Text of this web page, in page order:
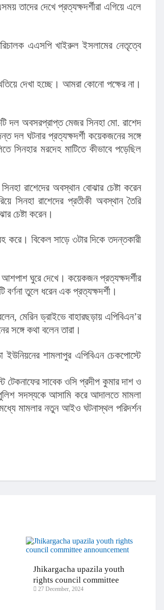
দেখা হচ্ছে। আমরা কোনো পক্ষের না।
দল ঘটনার প্রত্যক্ষদর্শী কয়েকজনের সঙ্গে
সিনহার মরদেহ মাটিতে কীভাবে পড়েছিল
রাশেদের অবস্থান বোঝার চেষ্টা করেন
চেষ্টা করেন।
করে। বিকেল সাড়ে ৩টার দিকে তদন্তকারী
তুলে ধরেন এক প্রত্যক্ষদর্শী।
মেরিন ড্রাইভে বাহারছড়ায় এপিবিএন’র
সঙ্গে কথা বলেন তারা।
শামলাপুর এপিবিএন চেকপোস্টে
সদস্যকে আসামি করে আদালতে মামলা
Jhikargacha upazila youth
rights council committee
announcement
27 December, 2024